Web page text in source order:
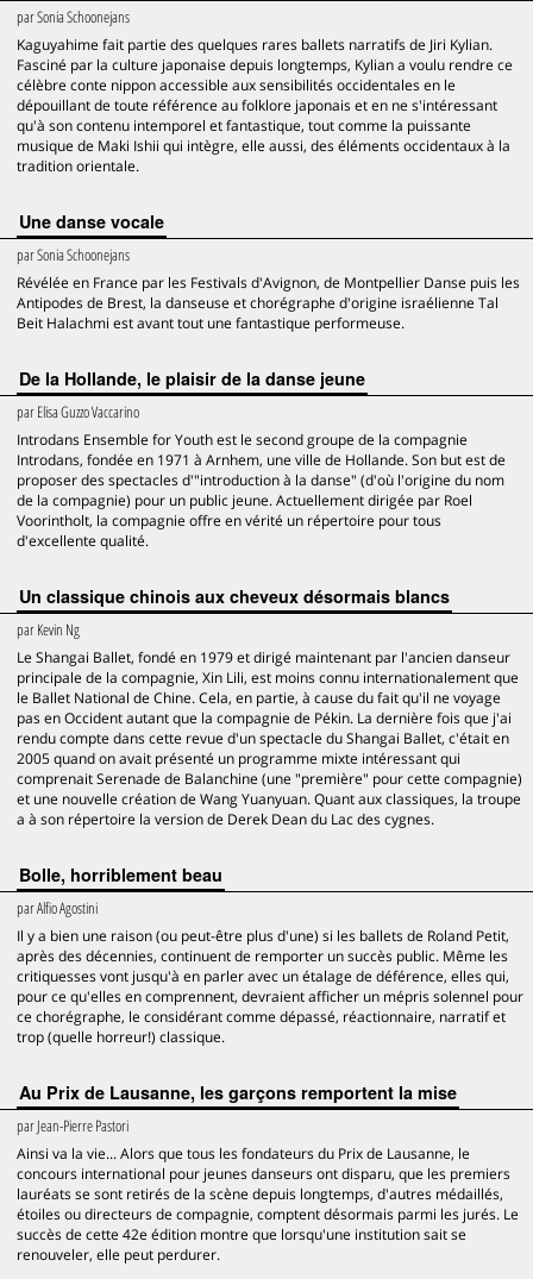
parSonia Schoonejans
Kaguyahime fait partie des quelques rares ballets narratifs de Jiri Kylian.
Fasciné par la culture japonaise depuis longtemps, Kylian a voulu rendre ce
célèbre conte nippon accessible aux sensibilités occidentales en le
dépouillant de toute référence au folklore japonais et en ne s'intéressant
qu'à son contenu intemporel et fantastique, tout comme la puissante
musique de Maki Ishii qui intègre, elle aussi, des éléments occidentaux à la
tradition orientale.
Une danse vocale
parSonia Schoonejans
Révélée en France par les Festivals d'Avignon, de Montpellier Danse puis les
Antipodes de Brest, la danseuse et chorégraphe d'origine israélienne Tal
Beit Halachmi est avant tout une fantastique performeuse.
De la Hollande, le plaisir de la danse jeune
parElisa Guzzo Vaccarino
Introdans Ensemble for Youth est le second groupe de la compagnie
Introdans, fondée en 1971 à Arnhem, une ville de Hollande. Son but est de
proposer des spectacles d'"introduction à la danse" (d'où l'origine du nom
de la compagnie) pour un public jeune. Actuellement dirigée par Roel
Voorintholt, la compagnie offre en vérité un répertoire pour tous
d'excellente qualité.
Un classique chinois aux cheveux désormais blancs
parKevin Ng
Le Shangai Ballet, fondé en 1979 et dirigé maintenant par l'ancien danseur
principale de la compagnie, Xin Lili, est moins connu internationalement que
le Ballet National de Chine. Cela, en partie, à cause du fait qu'il ne voyage
pas en Occident autant que la compagnie de Pékin. La dernière fois que j'ai
rendu compte dans cette revue d'un spectacle du Shangai Ballet, c'était en
2005 quand on avait présenté un programme mixte intéressant qui
comprenait Serenade de Balanchine (une "première" pour cette compagnie)
et une nouvelle création de Wang Yuanyuan. Quant aux classiques, la troupe
a à son répertoire la version de Derek Dean du Lac des cygnes.
Bolle, horriblement beau
parAlfio Agostini
Il y a bien une raison (ou peut-être plus d'une) si les ballets de Roland Petit,
après des décennies, continuent de remporter un succès public. Même les
critiquesses vont jusqu'à en parler avec un étalage de déférence, elles qui,
pour ce qu'elles en comprennent, devraient afficher un mépris solennel pour
ce chorégraphe, le considérant comme dépassé, réactionnaire, narratif et
trop (quelle horreur!) classique.
Au Prix de Lausanne, les garçons remportent la mise
parJean-Pierre Pastori
Ainsi va la vie... Alors que tous les fondateurs du Prix de Lausanne, le
concours international pour jeunes danseurs ont disparu, que les premiers
lauréats se sont retirés de la scène depuis longtemps, d'autres médaillés,
étoiles ou directeurs de compagnie, comptent désormais parmi les jurés. Le
succès de cette 42e édition montre que lorsqu'une institution sait se
renouveler, elle peut perdurer.